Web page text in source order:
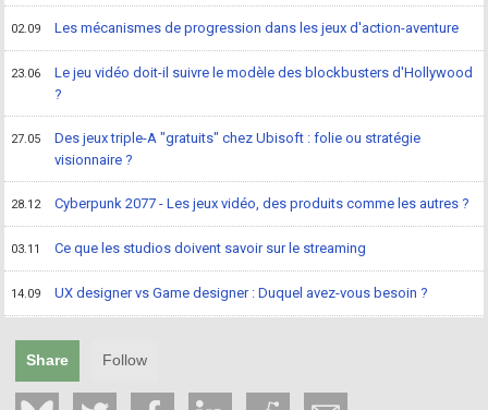
02.09 Les mécanismes de progression dans les jeux d'action-aventure
23.06
Le jeu vidéo doit-il suivre le modèle des blockbusters d'Hollywood
?
27.05
Des jeux triple-A "gratuits" chez Ubisoft : folie ou stratégie
visionnaire ?
28.12 Cyberpunk 2077 - Les jeux vidéo, des produits comme les autres ?
03.11 Ce que les studios doivent savoir sur le streaming
14.09 UX designer vs Game designer : Duquel avez-vous besoin ?
Share Follow